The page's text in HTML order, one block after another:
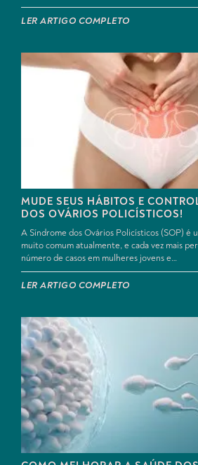
LER ARTIGO COMPLETO
MUDE SEUS HÁBITOS E
DOS OVÁRIOS POLICÍSTICOS!
A Síndrome dos Ovários Policísticos (SOP) é
muito comum atualmente, e cada vez mais
número de casos em mulheres jovens e…
LER ARTIGO COMPLETO